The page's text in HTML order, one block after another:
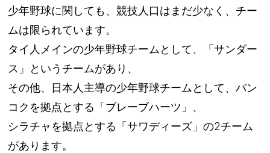
少年野球に関しても、競技人口はまだ少なく、チー
ムは限られています。
タイ人メインの少年野球チームとして、「サンダー
ス」というチームがあり、
その他、日本人主導の少年野球チームとして、バン
コクを拠点とする「ブレーブハーツ」、
シラチャを拠点とする「サワディーズ」の2チーム
があります。